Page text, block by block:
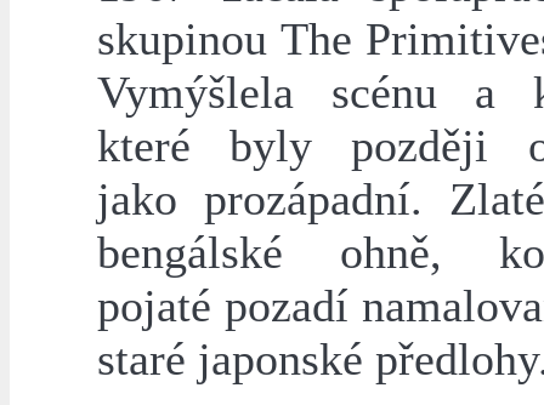
skupinou The
Vymýšlela scénu a
které byly později
jako prozápadní.
bengálské ohně,
pojaté pozadí
staré japonské